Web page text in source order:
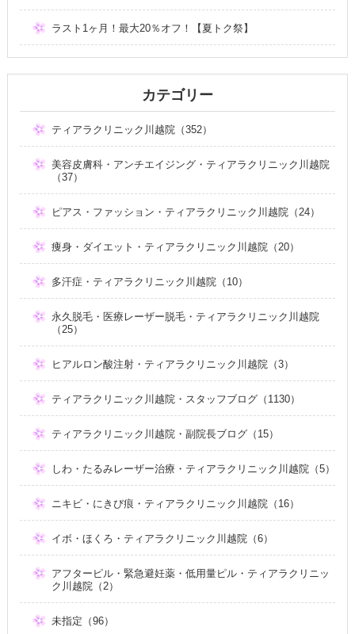
ラスト1ヶ月！最大20％オフ！【夏トク祭】
カテゴリー
ティアラクリニック川越院（352）
美容皮膚科・アンチエイジング・ティアラクリニック川越院
（37）
ピアス・ファッション・ティアラクリニック川越院（24）
痩身・ダイエット・ティアラクリニック川越院（20）
多汗症・ティアラクリニック川越院（10）
永久脱毛・医療レーザー脱毛・ティアラクリニック川越院
（25）
ヒアルロン酸注射・ティアラクリニック川越院（3）
ティアラクリニック川越院・スタッフブログ（1130）
ティアラクリニック川越院・副院長ブログ（15）
しわ・たるみレーザー治療・ティアラクリニック川越院（5）
ニキビ・にきび痕・ティアラクリニック川越院（16）
イボ・ほくろ・ティアラクリニック川越院（6）
アフターピル・緊急避妊薬・低用量ピル・ティアラクリニッ
ク川越院（2）
未指定（96）